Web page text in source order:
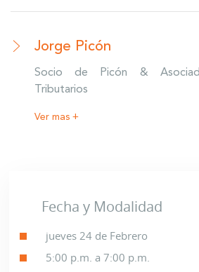
Jorge Picón
Socio de Picón &
Tributarios
Ver mas +
Fecha y Modalidad
jueves 24 de Febrero
5:00 p.m. a 7:00 p.m.